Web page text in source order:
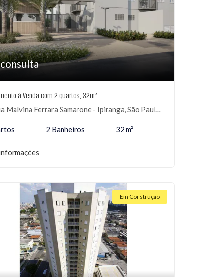
à Venda com 2 quartos, 32m²
Malvina Ferrara Samarone - Ipiranga, São Paulo-SP
2 Banheiros 32 m²
Em Construção